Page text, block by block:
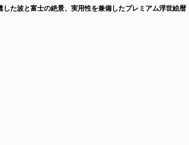
した波と富士の絶景、実用性を兼備したプレミアム浮世絵暦